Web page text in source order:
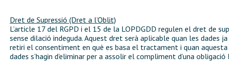
Dret de Supressió (Dret a l’Oblit)
L’article 17 del RGPD i el 15 de la LOPDGDD regulen el dret de
sense dilació indeguda. Aquest dret serà aplicable quan les dades
retiri el consentiment en què es basa el tractament i quan
dades s’hagin d’eliminar per a assolir el compliment d’una